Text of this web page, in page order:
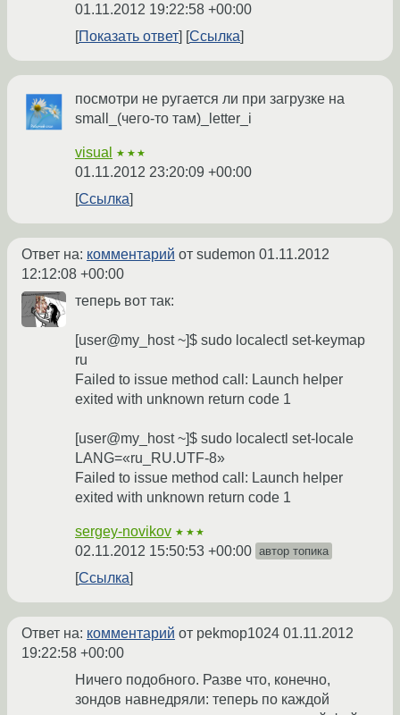
01.11.2012 19:22:58 +00:00
Показать ответ
Ссылка
посмотри не ругается ли при загрузке на
small_(чего-то там)_letter_i
visual ★★★
01.11.2012 23:20:09 +00:00
Ссылка
Ответ на: комментарий от sudemon 01.11.2012
12:12:08 +00:00
теперь вот так:
[user@my_host ~]$ sudo localectl set-keymap
ru
Failed to issue method call: Launch helper
exited with unknown return code 1
[user@my_host ~]$ sudo localectl set-locale
LANG=«ru_RU.UTF-8»
Failed to issue method call: Launch helper
exited with unknown return code 1
sergey-novikov ★★★
02.11.2012 15:50:53 +00:00 автор топика
Ссылка
Ответ на: комментарий от pekmop1024 01.11.2012
19:22:58 +00:00
Ничего подобного. Разве что, конечно,
зондов навнедряли: теперь по каждой